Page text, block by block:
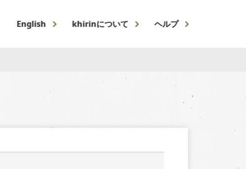
English khirinについて ヘルプ